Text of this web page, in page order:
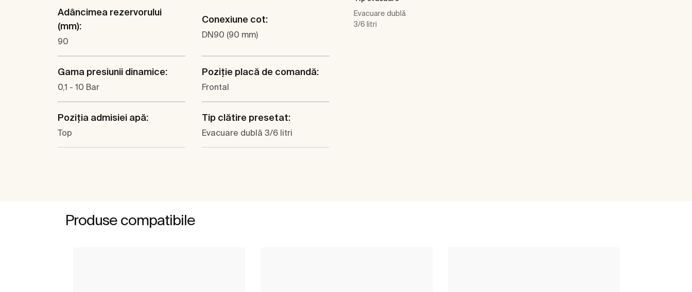
Adâncimea rezervorului
(mm):
90
Conexiune cot:
DN90 (90 mm)
Gama presiunii dinamice:
0,1 - 10 Bar
Poziţie placă de comandă:
Frontal
Poziția admisiei apă:
Top
Tip clătire presetat:
Evacuare dublă 3/6 litri
Evacuare dublă
3/6 litri
Produse compatibile